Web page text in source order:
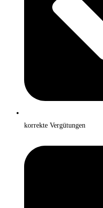
korrekte Vergütungen